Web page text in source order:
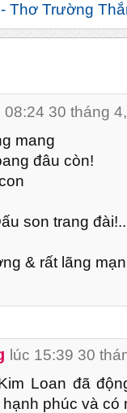
Thơ Trường
08:24 30 tháng
mang
đâu còn!
son trang
& rất lãng
lúc 15:39 30
Loan đã
hạnh phúc và